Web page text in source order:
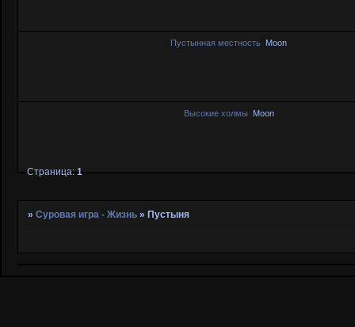
Пустынная местность Moon
Высокие холмы Moon
Страница:1
»Суровая игра - Жизнь »Пустыня